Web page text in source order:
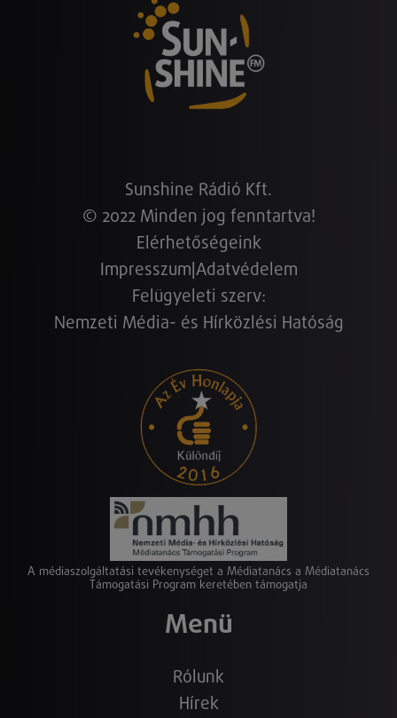
Sunshine Rádió Kft.
© 2022 Minden jog fenntartva!
Elérhetőségeink
Impresszum Adatvédelem
Felügyeleti szerv:
Nemzeti Média- és Hírközlési Hatóság
A médiaszolgáltatási tevékenységet a Médiatanács a Médiatanács
Támogatási Program keretében támogatja
Menü
Rólunk
Hírek